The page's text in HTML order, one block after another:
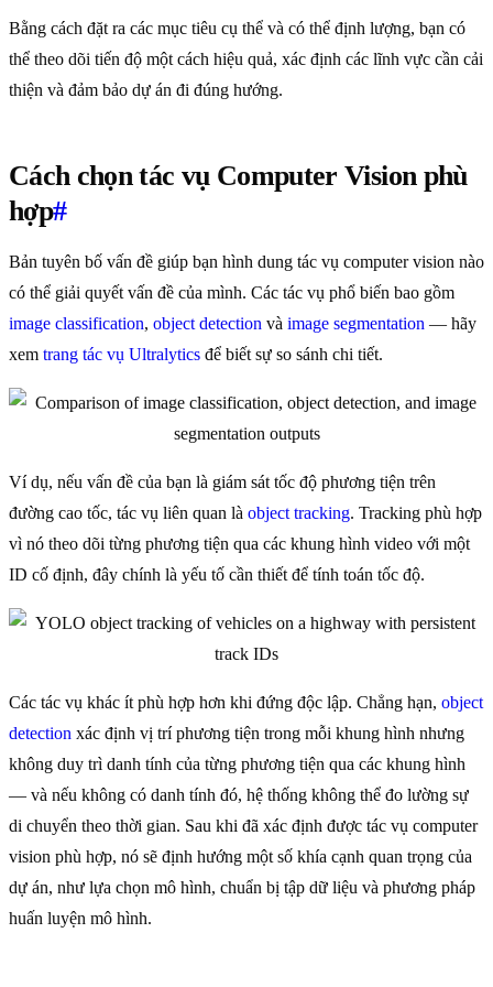
Bằng cách đặt ra các mục tiêu cụ thể và có thể định lượng, bạn có
thể theo dõi tiến độ một cách hiệu quả, xác định các lĩnh vực cần cải
thiện và đảm bảo dự án đi đúng hướng.
Cách chọn tác vụ Computer Vision phù
hợp#
Bản tuyên bố vấn đề giúp bạn hình dung tác vụ computer vision nào
có thể giải quyết vấn đề của mình. Các tác vụ phổ biến bao gồm
image classification, object detection và image segmentation — hãy
xem trang tác vụ Ultralytics để biết sự so sánh chi tiết.
Ví dụ, nếu vấn đề của bạn là giám sát tốc độ phương tiện trên
đường cao tốc, tác vụ liên quan là object tracking. Tracking phù hợp
vì nó theo dõi từng phương tiện qua các khung hình video với một
ID cố định, đây chính là yếu tố cần thiết để tính toán tốc độ.
Các tác vụ khác ít phù hợp hơn khi đứng độc lập. Chẳng hạn, object
detection xác định vị trí phương tiện trong mỗi khung hình nhưng
không duy trì danh tính của từng phương tiện qua các khung hình
— và nếu không có danh tính đó, hệ thống không thể đo lường sự
di chuyển theo thời gian. Sau khi đã xác định được tác vụ computer
vision phù hợp, nó sẽ định hướng một số khía cạnh quan trọng của
dự án, như lựa chọn mô hình, chuẩn bị tập dữ liệu và phương pháp
huấn luyện mô hình.